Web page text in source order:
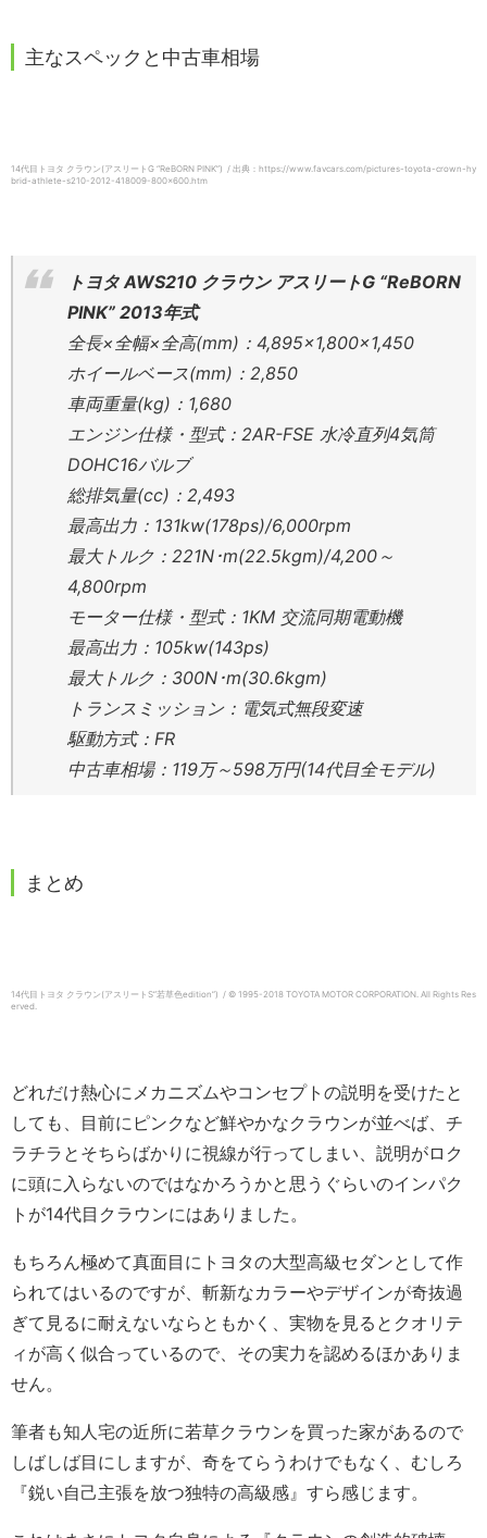
主なスペックと中古車相場
14代目トヨタ クラウン(アスリートG “ReBORN PINK”) / 出典：https://www.favcars.com/pictures-toyota-crown-hy
brid-athlete-s210-2012-418009-800×600.htm
トヨタ AWS210 クラウン アスリートG “ReBORN
PINK” 2013年式
全長×全幅×全高(mm)：4,895×1,800×1,450
ホイールベース(mm)：2,850
車両重量(kg)：1,680
エンジン仕様・型式：2AR-FSE 水冷直列4気筒
DOHC16バルブ
総排気量(cc)：2,493
最高出力：131kw(178ps)/6,000rpm
最大トルク：221N･m(22.5kgm)/4,200～
4,800rpm
モーター仕様・型式：1KM 交流同期電動機
最高出力：105kw(143ps)
最大トルク：300N･m(30.6kgm)
トランスミッション：電気式無段変速
駆動方式：FR
中古車相場：119万～598万円(14代目全モデル)
まとめ
14代目トヨタ クラウン(アスリートS”若草色edition”) / © 1995-2018 TOYOTA MOTOR CORPORATION. All Rights Res
erved.
どれだけ熱心にメカニズムやコンセプトの説明を受けたと
しても、目前にピンクなど鮮やかなクラウンが並べば、チ
ラチラとそちらばかりに視線が行ってしまい、説明がロク
に頭に入らないのではなかろうかと思うぐらいのインパク
トが14代目クラウンにはありました。
もちろん極めて真面目にトヨタの大型高級セダンとして作
られてはいるのですが、斬新なカラーやデザインが奇抜過
ぎて見るに耐えないならともかく、実物を見るとクオリテ
ィが高く似合っているので、その実力を認めるほかありま
せん。
筆者も知人宅の近所に若草クラウンを買った家があるので
しばしば目にしますが、奇をてらうわけでもなく、むしろ
『鋭い自己主張を放つ独特の高級感』すら感じます。